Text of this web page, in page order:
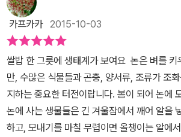
소중하게 보입니다. 개구리 한 살이와 도롱뇽의 한 살이의 차이를
처음 알았어요. 뒷다리가 먼저 나오는 개구리
는 도롱뇽이라니. 그런 차이가 있었군요. 도롱
던데, 봄이 되면 도롱뇽 알을 보고 싶네요. 한눈에 볼 수 있는 사계절
농사일정과 함께 논 생태계의 사계절도 볼 수
년 농사의 결과물임에 감사하게 됩니다. 논에
세계가 생각보다 복잡함을 다시금 생각합니다.
농부와 자연의 농부들에게도 감사를 전합
는데 이렇게 좋은 일도 하다니~앞으로 잠자리
야겠어요.논에도 약육강식의 세계가 존재하지
지의 먹이가 되고 미꾸라지는 오리가 잡아먹구
재하는 먹이사슬이 자연의 섭리이긴 하지만
로 안타깝기도 하네요.아파트 단지안의 연못
서 아이가 평소에 오리를 볼일이 많아서그런지
을 준다고 하니 너무나 좋아하더라구요. 요즘
우렁과 오리를 이용해서 벼농사를 짓는다는걸
카프카카2015-10-03
쌀밥 한 그릇에 생태계가 보여요 논은 벼를 키
만, 수많은 식물들과 곤충, 양서류, 조류가 조
지하는 중요한 터전이랍니다. 봄이 되어 논에
논에 사는 생물들은 긴 겨울잠에서 깨어 알을
하고, 모내기를 마칠 무렵이면 올챙이는 알에